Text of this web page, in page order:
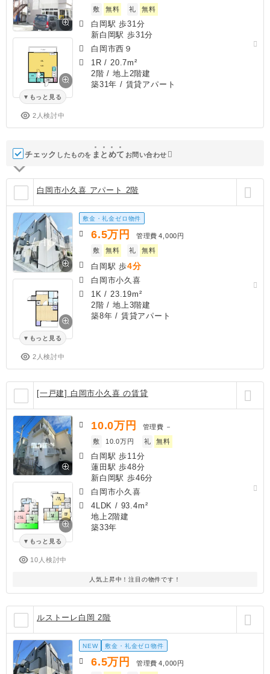
もっと見る
2人検討中
敷
無料 礼 無料
白岡駅 歩31分
新白岡駅 歩31分
白岡市西９
1R / 20.7m²
2階 / 地上2階建
築31年 / 賃貸アパート
チェック したものを ま と めて お問い合わせ
白岡市小久喜 アパート 2階
もっと見る
2人検討中
敷金・礼金ゼロ物件
6.5万円 管理費 4,000円
敷
無料 礼 無料
白岡駅 歩4分
白岡市小久喜
1K / 23.19m²
2階 / 地上3階建
築8年 / 賃貸アパート
[一戸建] 白岡市小久喜 の賃貸
もっと見る
10人検討中
10.0万円 管理費 －
敷
10.0万円 礼 無料
白岡駅 歩11分
蓮田駅 歩48分
新白岡駅 歩46分
白岡市小久喜
4LDK / 93.4m²
地上2階建
築33年
人気上昇中！注目の物件です！
ルストーレ白岡 2階
NEW 敷金・礼金ゼロ物件
6.5万円 管理費 4,000円